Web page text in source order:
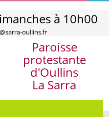
à 10h00
oullins.fr
Paroisse
protestante
d'Oullins
La Sarra